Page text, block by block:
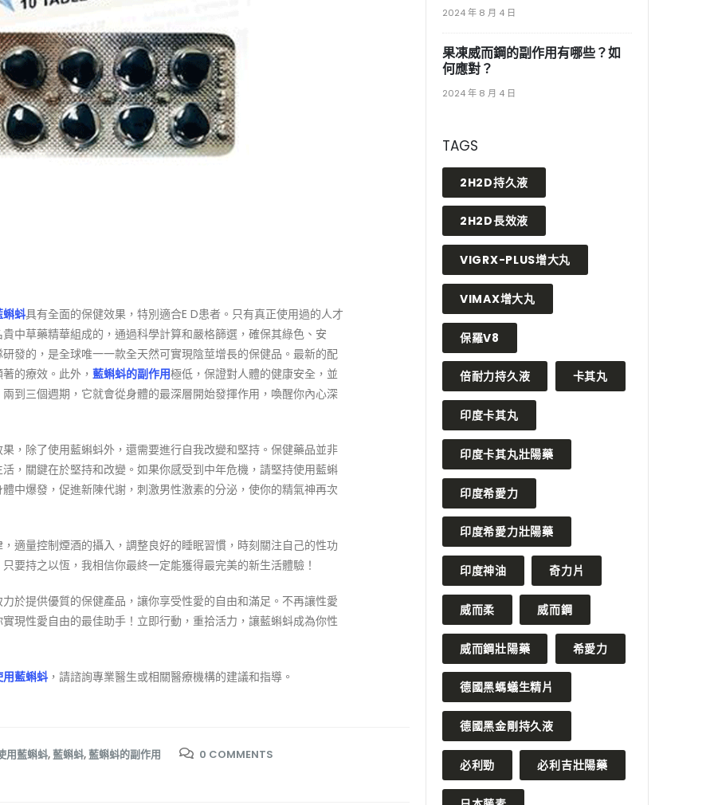
蝌蚪具有全面的保健效果，特別適合E D患者。只有真正使用過的人才
中草藥精華組成的，通過科學計算和嚴格篩選，確保其綠色、安
發的，是全球唯一一款全天然可實現陰莖增長的保健品。最新的配
的療效。此外， 藍蝌蚪的副作用極低，保證對人體的健康安全，並
兩到三個週期，它就會從身體的最深層開始發揮作用，喚醒你內心深
，除了使用藍蝌蚪外，還需要進行自我改變和堅持。保健藥品並非
，關鍵在於堅持和改變。如果你感受到中年危機，請堅持使用藍蝌
中爆發，促進新陳代謝，刺激男性激素的分泌，使你的精氣神再次
適量控制煙酒的攝入，調整良好的睡眠習慣，時刻關注自己的性功
要持之以恆，我相信你最終一定能獲得最完美的新生活體驗！
於提供優質的保健產品，讓你享受性愛的自由和滿足。不再讓性愛
現性愛自由的最佳助手！立即行動，重拾活力，讓藍蝌蚪成為你性
用藍蝌蚪，請諮詢專業醫生或相關醫療機構的建議和指導。
用藍蝌蚪,藍蝌蚪,藍蝌蚪的副作用 0 COMMENTS
2024 年 8 月 4 日
果凍威而鋼的副作用有哪些？如
何應對？
2024 年 8 月 4 日
TAGS
2H2D持久液
2H2D長效液
VIGRX-PLUS增大丸
VIMAX增大丸
保羅V8
倍耐力持久液 卡其丸
印度卡其丸
印度卡其丸壯陽藥
印度希愛力
印度希愛力壯陽藥
印度神油 奇力片
威而柔 威而鋼
威而鋼壯陽藥 希愛力
德國黑螞蟻生精片
德國黑金剛持久液
必利勁 必利吉壯陽藥